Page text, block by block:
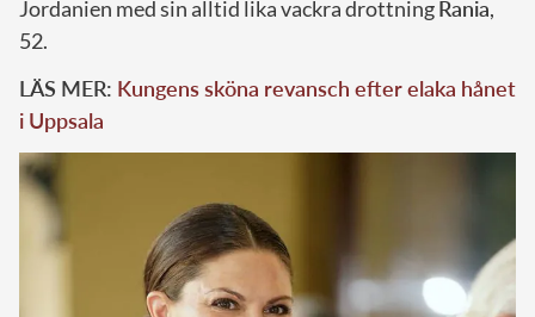
Jordanien med sin alltid lika vackra drottningRania,
52.
LÄS MER: Kungens sköna revansch efter elaka hånet
i Uppsala